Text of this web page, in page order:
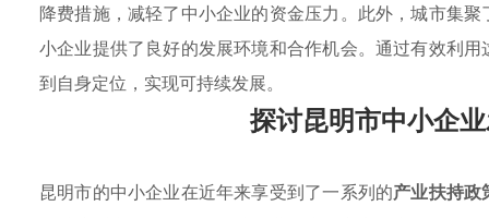
降费措施，减轻了中小企业的资金压力。此外，城市集
小企业提供了良好的发展环境和合作机会。通过有效利
到自身定位，实现可持续发展。
探讨昆明市中小企
昆明市的中小企业在近年来享受到了一系列的产业扶持政